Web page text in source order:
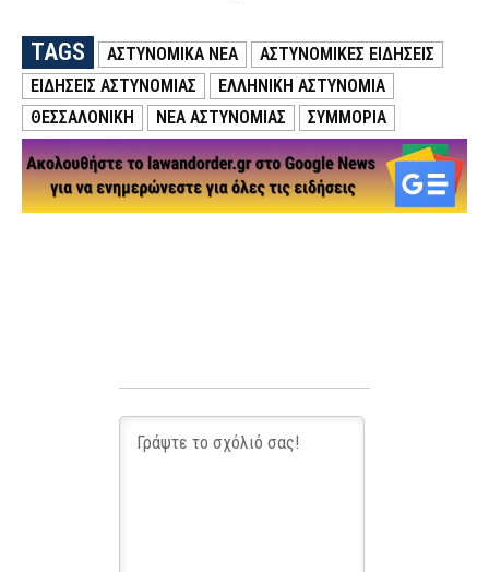
TAGS ΑΣΤΥΝΟΜΙΚΑ ΝΕΑ
ΑΣΤΥΝΟΜΙΚΕΣ ΕΙΔΗΣΕΙΣ
ΕΙΔΗΣΕΙΣ ΑΣΤΥΝΟΜΙΑΣ
ΕΛΛΗΝΙΚΗ ΑΣΤΥΝΟΜΙΑ
ΘΕΣΣΑΛΟΝΙΚΗ
ΝΕΑ ΑΣΤΥΝΟΜΙΑΣ ΣΥΜΜΟΡΙΑ